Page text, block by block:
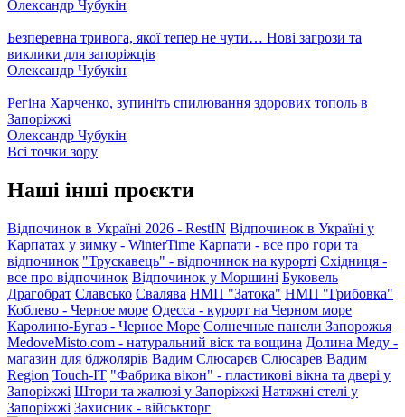
Олександр Чубукін
Безперевна тривога, якої тепер не чути… Нові загрози та
виклики для запоріжців
Олександр Чубукін
Регіна Харченко, зупиніть спилювання здорових тополь в
Запоріжжі
Олександр Чубукін
Всі точки зору
Наші інші проєкти
Відпочинок в Україні 2026 - RestIN Відпочинок в Україні у
Карпатах у зимку - WinterTime Карпати - все про гори та
відпочинок "Трускавець" - відпочинок на курорті Східниця -
все про відпочинок Відпочинок у Моршині Буковель
Драгобрат Славсько Свалява НМП "Затока" НМП "Грибовка"
Коблево - Черное море Одесса - курорт на Черном море
Каролино-Бугаз - Черное Море Солнечные панели Запорожья
MedoveMisto.com - натуральний віск та вощина Долина Меду -
магазин для бджолярів Вадим Слюсарєв Слюсарев Вадим
Region Touch-IT "Фабрика вікон" - пластикові вікна та двері у
Запоріжжі Штори та жалюзі у Запоріжжі Натяжні стелі у
Запоріжжі Захисник - військторг